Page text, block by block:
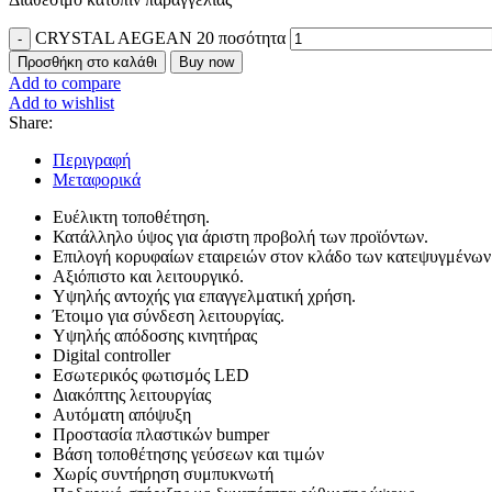
CRYSTAL AEGEAN 20 ποσότητα
Προσθήκη στο καλάθι Buy now
Add to compare
Add to wishlist
Share:
Περιγραφή
Μεταφορικά
Ευέλικτη τοποθέτηση.
Κατάλληλο ύψος για άριστη προβολή των προϊόντων.
Επιλογή κορυφαίων εταιρειών στον κλάδο των
Αξιόπιστο και λειτουργικό.
Υψηλής αντοχής για επαγγελματική χρήση.
Έτοιμο για σύνδεση λειτουργίας.
Υψηλής απόδοσης κινητήρας
Digital controller
Εσωτερικός φωτισμός LED
Διακόπτης λειτουργίας
Αυτόματη απόψυξη
Προστασία πλαστικών bumper
Βάση τοποθέτησης γεύσεων και τιμών
Χωρίς συντήρηση συμπυκνωτή